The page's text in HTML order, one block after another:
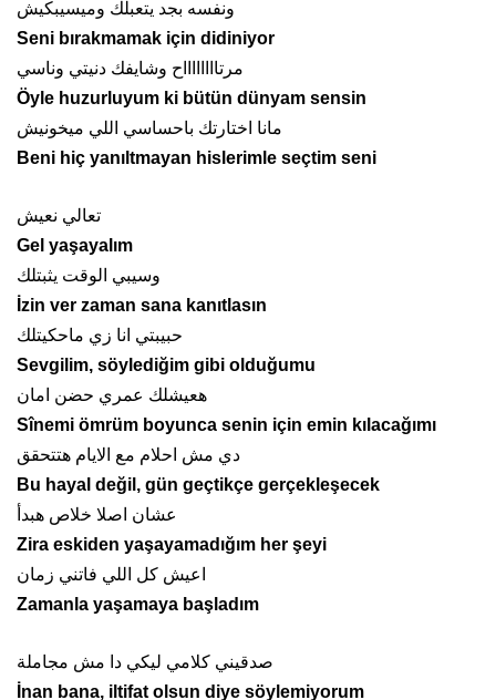
ونفسه بجد يتعبلك وميسيبكيش
Seni bırakmamak için didiniyor
مرتااااااااح وشايفك دنيتي وناسي
Öyle huzurluyum ki bütün dünyam sensin
مانا اختارتك باحساسي اللي ميخونيش
Beni hiç yanıltmayan hislerimle seçtim seni
تعالي نعيش
Gel yaşayalım
وسيبي الوقت يثبتلك
İzin ver zaman sana kanıtlasın
حبيبتي انا زي ماحكيتلك
Sevgilim, söylediğim gibi olduğumu
هعيشلك عمري حضن امان
Sînemi ömrüm boyunca senin için emin kılacağımı
دي مش احلام مع الايام هتتحقق
Bu hayal değil, gün geçtikçe gerçekleşecek
عشان اصلا خلاص هبدأ
Zira eskiden yaşayamadığım her şeyi
اعيش كل اللي فاتني زمان
Zamanla yaşamaya başladım
صدقيني كلامي ليكي دا مش مجاملة
İnan bana, iltifat olsun diye söylemiyorum